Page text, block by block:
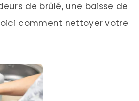
de brûlé, une baisse de
comment nettoyer votre